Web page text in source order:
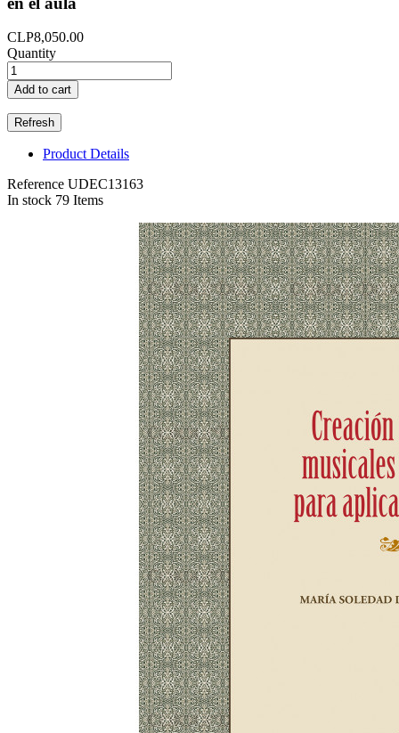
CLP8,050.00
Quantity
Add to cart
Product Details
Reference UDEC13163
In stock 79 Items